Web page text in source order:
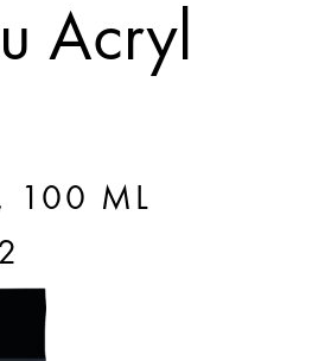
Acryl
100 ML